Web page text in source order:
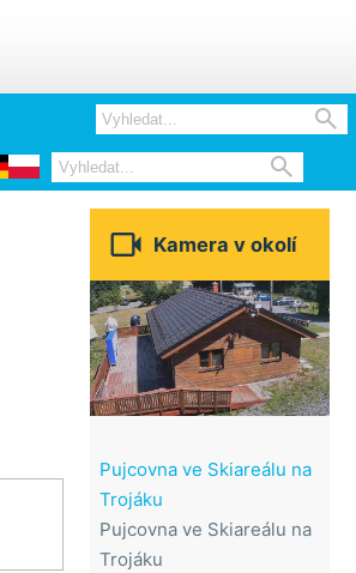


 Kamera v okolí
Pujcovna ve Skiareálu na
Trojáku
Pujcovna ve Skiareálu na
Trojáku